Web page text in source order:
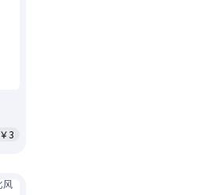
￥3